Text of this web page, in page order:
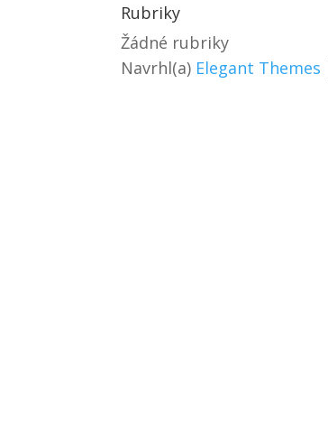
Rubriky
Žádné rubriky
Navrhl(a) Elegant Themes